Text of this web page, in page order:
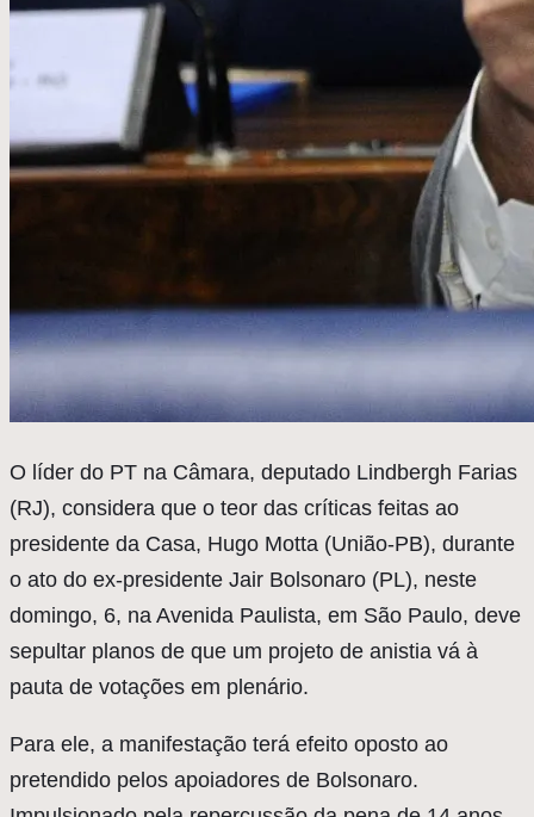
O líder do PT na Câmara, deputado Lindbergh Farias
(RJ), considera que o teor das críticas feitas ao
presidente da Casa, Hugo Motta (União-PB), durante
o ato do ex-presidente Jair Bolsonaro (PL), neste
domingo, 6, na Avenida Paulista, em São Paulo, deve
sepultar planos de que um projeto de anistia vá à
pauta de votações em plenário.
Para ele, a manifestação terá efeito oposto ao
pretendido pelos apoiadores de Bolsonaro.